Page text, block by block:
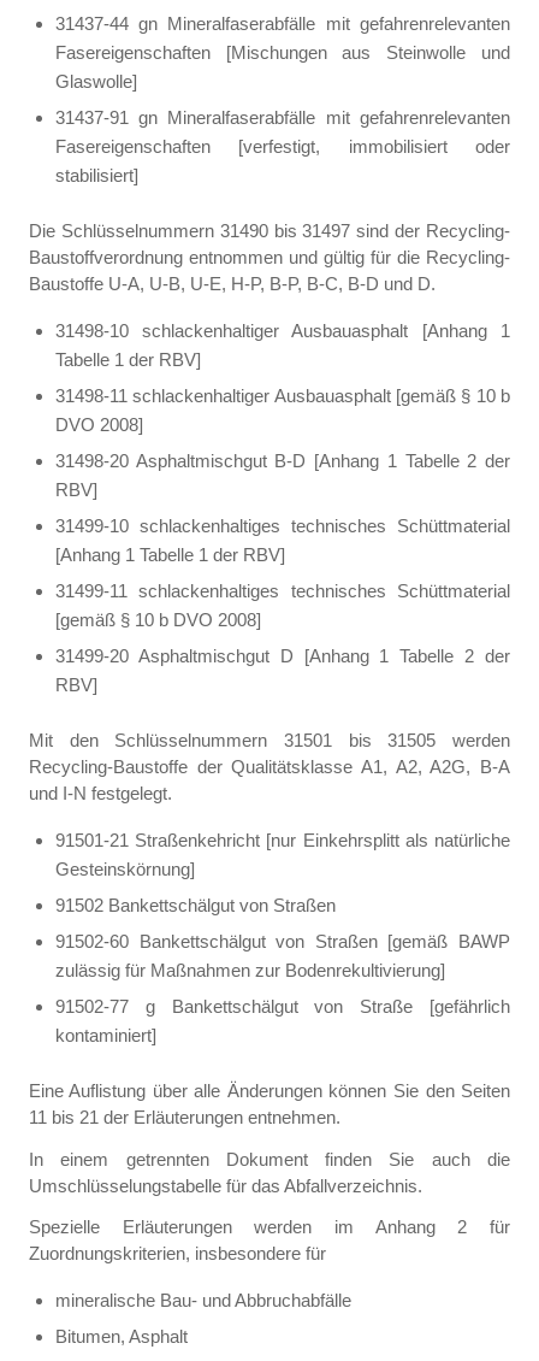
31437-44 gn Mineralfaserabfälle mit gefahrenrelevanten
Fasereigenschaften [Mischungen aus Steinwolle und
Glaswolle]
31437-91 gn Mineralfaserabfälle mit gefahrenrelevanten
Fasereigenschaften [verfestigt, immobilisiert oder
stabilisiert]
Die Schlüsselnummern 31490 bis 31497 sind der Recycling-
Baustoffverordnung entnommen und gültig für die Recycling-
Baustoffe U-A, U-B, U-E, H-P, B-P, B-C, B-D und D.
31498-10 schlackenhaltiger Ausbauasphalt [Anhang 1
Tabelle 1 der RBV]
31498-11 schlackenhaltiger Ausbauasphalt [gemäß § 10 b
DVO 2008]
31498-20 Asphaltmischgut B-D [Anhang 1 Tabelle 2 der
RBV]
31499-10 schlackenhaltiges technisches Schüttmaterial
[Anhang 1 Tabelle 1 der RBV]
31499-11 schlackenhaltiges technisches Schüttmaterial
[gemäß § 10 b DVO 2008]
31499-20 Asphaltmischgut D [Anhang 1 Tabelle 2 der
RBV]
Mit den Schlüsselnummern 31501 bis 31505 werden
Recycling-Baustoffe der Qualitätsklasse A1, A2, A2G, B-A
und I-N festgelegt.
91501-21 Straßenkehricht [nur Einkehrsplitt als natürliche
Gesteinskörnung]
91502 Bankettschälgut von Straßen
91502-60 Bankettschälgut von Straßen [gemäß BAWP
zulässig für Maßnahmen zur Bodenrekultivierung]
91502-77 g Bankettschälgut von Straße [gefährlich
kontaminiert]
Eine Auflistung über alle Änderungen können Sie den Seiten
11 bis 21 der Erläuterungen entnehmen.
In einem getrennten Dokument finden Sie auch die
Umschlüsselungstabelle für das Abfallverzeichnis.
Spezielle Erläuterungen werden im Anhang 2 für
Zuordnungskriterien, insbesondere für
mineralische Bau- und Abbruchabfälle
Bitumen, Asphalt